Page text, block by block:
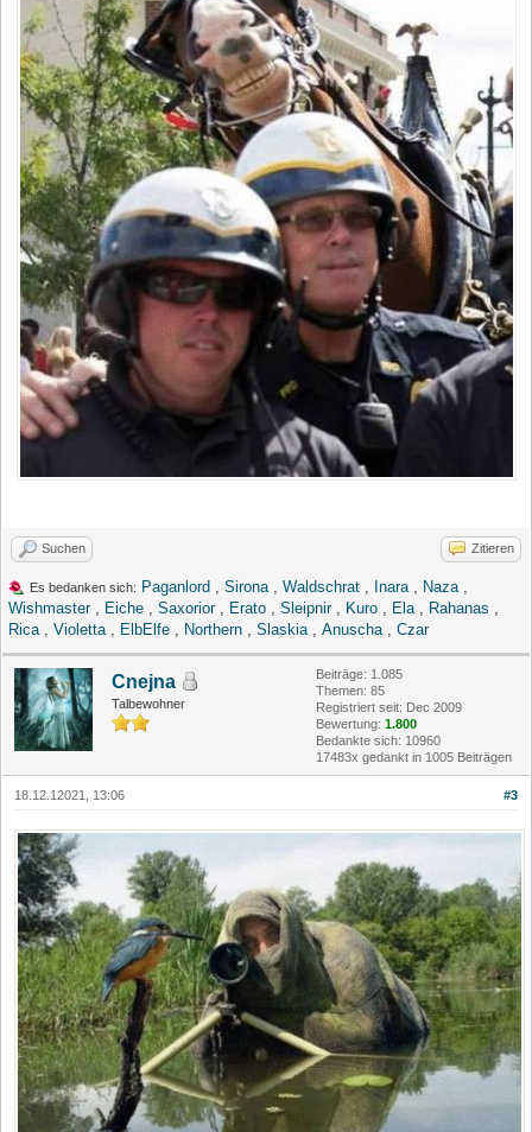
Suchen Zitieren
Es bedanken sich: Paganlord Sirona Waldschrat Inara Naza
Wishmaster, Eiche Saxorior, Erato Sleipnir, Kuro Ela Rahanas
Rica
Violetta ElbElfe Northern Slaskia Anuscha Czar
Cnejna
Talbewohner
Beiträge: 1.085
Themen: 85
Registriert seit: Dec 2009
Bewertung: 1.800
Bedankte sich: 10960
17483x gedankt in 1005 Beiträgen
#3
18.12.12021, 13:06